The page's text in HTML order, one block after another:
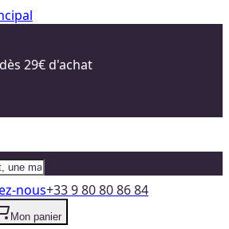
29€ d'achat
nous+33 9 80 80 86 84
Mon panier